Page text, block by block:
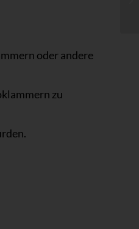
oder andere
zu